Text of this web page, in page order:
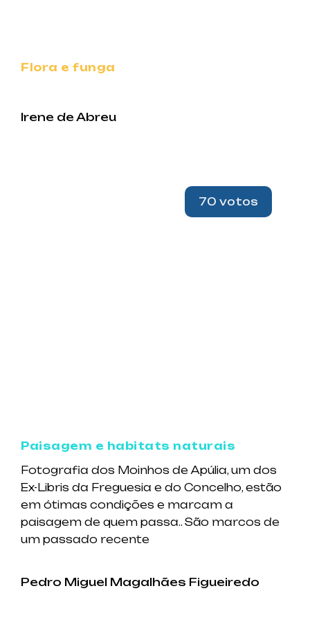
Flora e funga
Irene de Abreu
Paisagem e habitats naturais
Fotografia dos Moinhos de Apúlia, um dos
Ex-Libris da Freguesia e do Concelho, estão
em ótimas condições e marcam a
paisagem de quem passa.. São marcos de
um passado recente
Pedro Miguel Magalhães Figueiredo
70 votos